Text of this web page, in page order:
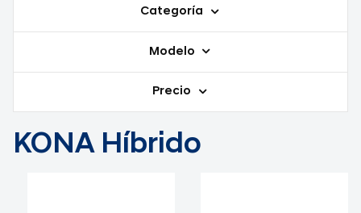
Categoría
Modelo
Precio
KONA Híbrido